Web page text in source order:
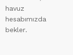
havuz
hesabımızda
bekler.